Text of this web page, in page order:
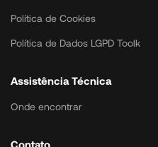
Política de Cookies
Política de Dados LGPD Toolk
Assistência Técnica
Onde encontrar
Contato